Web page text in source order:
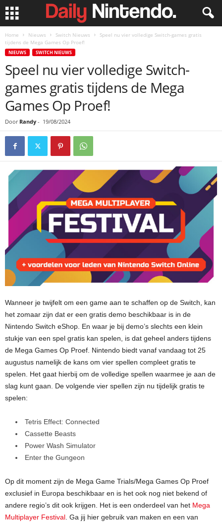
Home Nieuws Switch Nieuws
Speel nu vier volledige Switch-games gratis
tijdens de Mega Games Op Proef!
NIEUWS SWITCH NIEUWS
Speel nu vier volledige Switch-
games gratis tijdens de Mega
Games Op Proef!
Door Randy - 19/08/2024
Wanneer je twijfelt om een game aan te schaffen op de Switch, kan
het zomaar zijn dat er een gratis demo beschikbaar is in de
Nintendo Switch eShop. En waar je bij demo’s slechts een klein
stukje van een spel gratis kan spelen, is dat geheel anders tijdens
de Mega Games Op Proef. Nintendo biedt vanaf vandaag tot 25
augustus namelijk de kans om vier spellen compleet gratis te
spelen. Het gaat hierbij om de volledige spellen waarmee je aan de
slag kunt gaan. De volgende vier spellen zijn nu tijdelijk gratis te
spelen:
Tetris Effect: Connected
Cassette Beasts
Power Wash Simulator
Enter the Gungeon
Op dit moment zijn de Mega Game Trials/Mega Games Op Proef
exclusief in Europa beschikbaar en is het ook nog niet bekend of
andere regio’s dit ook krijgen. Het is een onderdeel van het Mega
Multiplayer Festival . Ga jij hier gebruik van maken en een van